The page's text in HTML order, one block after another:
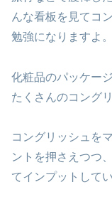
んな看板を見てコ
勉強になりますよ。
化粧品のパッケー
たくさんのコング
コングリッシュを
ントを押さえつつ
てインプットして